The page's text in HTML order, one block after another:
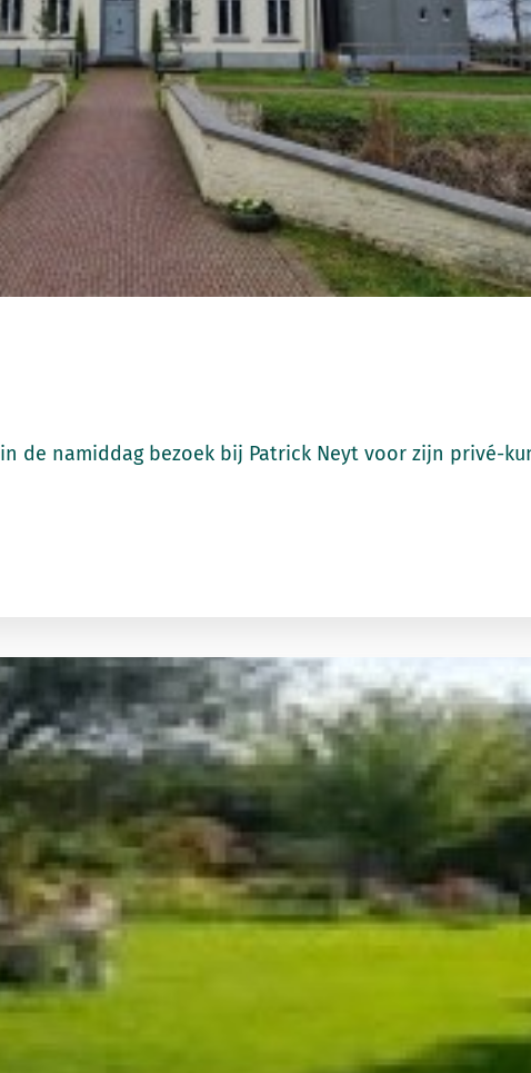
de namiddag bezoek bij Patrick Neyt voor zijn privé-